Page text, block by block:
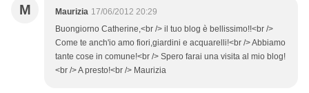
M Maurizia 17/06/2012 20:29
Buongiorno Catherine,<br /> il tuo blog è bellissimo!!<br />
Come te anch'io amo fiori,giardini e acquarelli!<br /> Abbiamo
tante cose in comune!<br /> Spero farai una visita al mio blog!
<br /> A presto!<br /> Maurizia